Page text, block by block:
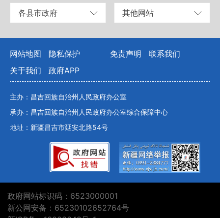
各县市政府 其他网站
网站地图 隐私保护 免责声明
联系我们
关于我们
政府APP
主办：昌吉回族自治州人民政府办公室
承办：昌吉回族自治州人民政府办公室综合保障中心
地址：新疆昌吉市延安北路54号
政府网站标识码：6523000001
新公网安备：65230102652764号